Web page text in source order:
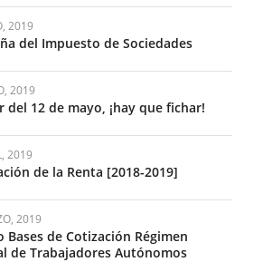
2019
del Impuesto de Sociedades
2019
del 12 de mayo, ¡hay que fichar!
2019
de la Renta [2018-2019]
2019
Bases de Cotización Régimen
de Trabajadores Autónomos